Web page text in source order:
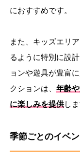
におすすめです。
また、キッズエリ
るように特別に設
ョンや遊具が豊富
クションは、 年齢
に楽しみを提供しま
季節ごとのイベン